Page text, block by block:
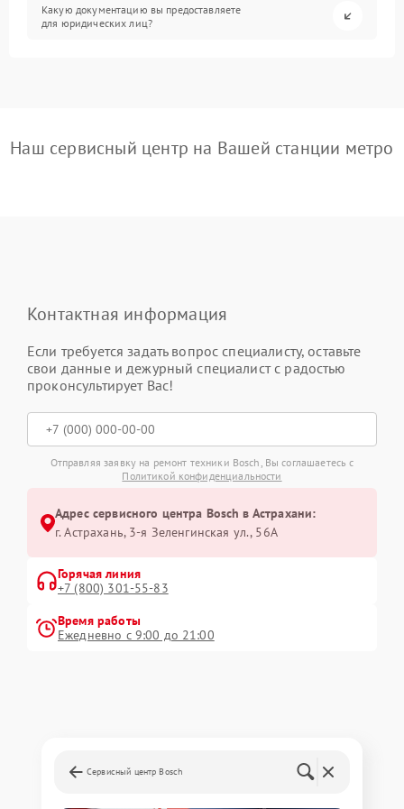
Какую документацию вы предоставляете
для юридических лиц?
Наш сервисный центр на Вашей станции метро
Контактная информация
Если требуется задать вопрос специалисту, оставьте
свои данные и дежурный специалист с радостью
проконсультирует Вас!
Отправляя заявку на ремонт техники Bosch, Вы соглашаетесь с
Политикой конфиденциальности
Адрес сервисного центра Bosch в Астрахани:
г. Астрахань, 3-я Зеленгинская ул., 56А
Горячая линия
+7 (800) 301-55-83
Время работы
Ежедневно с 9:00 до 21:00
Сервисный центр Bosch